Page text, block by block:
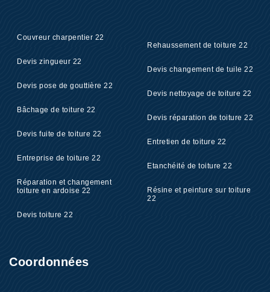
Couvreur charpentier 22
Devis zingueur 22
Devis pose de gouttière 22
Bâchage de toiture 22
Devis fuite de toiture 22
Entreprise de toiture 22
Réparation et changement
toiture en ardoise 22
Devis toiture 22
Rehaussement de toiture 22
Devis changement de tuile 22
Devis nettoyage de toiture 22
Devis réparation de toiture 22
Entretien de toiture 22
Etanchéité de toiture 22
Résine et peinture sur toiture
22
Coordonnées